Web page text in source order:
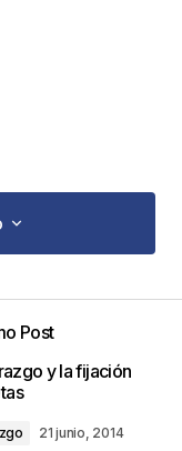
están
Post
y la fijación
21 junio, 2014